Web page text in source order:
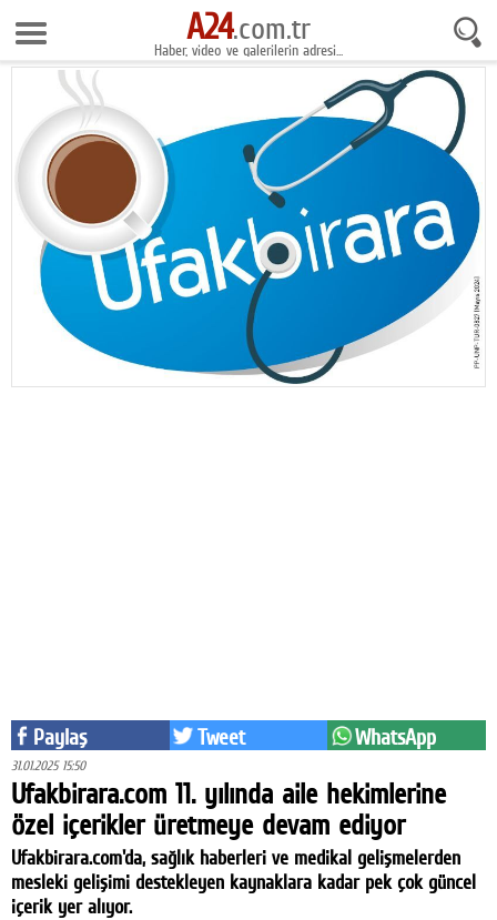
9 Ağustos 2026 6:30:13
Anasayfa
Foto Galeri
Gazeteler
Video Galeri
Gündem
Ekonomi
Yaşam
Kültür-sanat
Sağlık
Yazarlar
Künye
A24.com.tr
Haber, video ve galerilerin adresi...
Paylaş Tweet WhatsApp
31.01.2025 15:50
Ufakbirara.com 11. yılında aile hekimlerine
özel içerikler üretmeye devam ediyor
Ufakbirara.com'da, sağlık haberleri ve medikal gelişmelerden
mesleki gelişimi destekleyen kaynaklara kadar pek çok güncel
içerik yer alıyor.